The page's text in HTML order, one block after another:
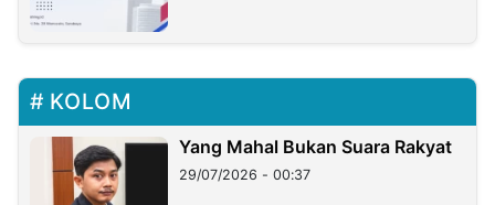
KOLOM
Yang Mahal Bukan Suara Rakyat
29/07/2026 - 00:37